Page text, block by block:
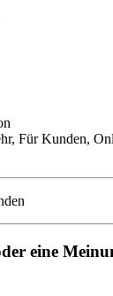
Für Kunden,
eine